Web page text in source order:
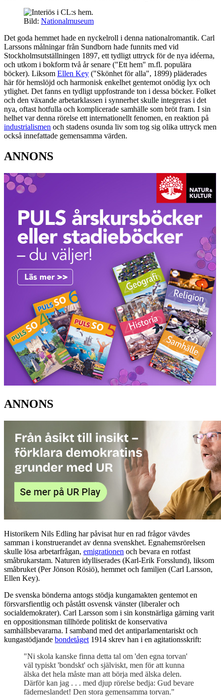
Bild: Nationalmuseum
Det goda hemmet hade en nyckelroll i denna nationalromantik. Carl
Larssons målningar från Sundborn hade funnits med vid
Stockholmsutställningen 1897, ett tydligt uttryck för de nya idéerna,
och utkom i bokform två år senare ("Ett hem" m.fl. populära
böcker). Liksom Ellen Key ("Skönhet för alla", 1899) pläderades
här för hemslöjd och harmonisk enkelhet gentemot onödig lyx och
ytlighet. Det fanns en tydligt uppfostrande ton i dessa böcker. Folket
och den växande arbetarklassen i synnerhet skulle integreras i det
nya, oftast hotfulla och komplicerade samhälle som bröt fram. I sin
helhet var denna rörelse ett internationellt fenomen, en reaktion på
industrialismen och stadens osunda liv som tog sig olika uttryck men
också innefattade gemensamma värden.
ANNONS
ANNONS
Historikern Nils Edling har påvisat hur en rad frågor vävdes
samman i konstruerandet av denna svenskhet. Egnahemsrörelsen
skulle lösa arbetarfrågan, emigrationen och bevara en rotfast
småbrukarstam. Naturen idylliserades (Karl-Erik Forsslund), liksom
småbruket (Per Jönson Rösiö), hemmet och familjen (Carl Larsson,
Ellen Key).
De svenska bönderna antogs stödja kungamakten gentemot en
försvarsfientlig och påstått osvensk vänster (liberaler och
socialdemokrater). Carl Larsson som i sin konstnärliga gärning varit
en oppositionsman tillhörde politiskt de konservativa
samhällsbevararna. I samband med det antiparlamentariskt och
kungastödjande bondetåget 1914 skrev han i en agitationsskrift:
"Ni skola kanske finna detta tal om 'den egna torvan'
väl typiskt 'bondskt' och själviskt, men för att kunna
älska det hela måste man att börja med älska delen.
Därför kan jag . . . med djup rörelse bedja: Gud bevare
fäderneslandet! Den stora gemensamma torvan."